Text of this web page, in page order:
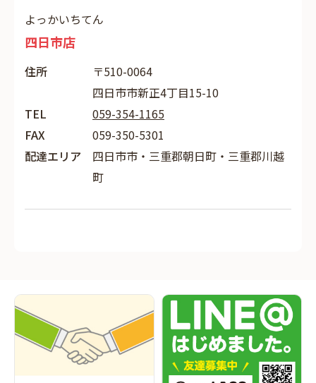
よっかいちてん
四日市店
住所
〒510-0064
四日市市新正4丁目15-10
TEL
059-354-1165
FAX
059-350-5301
配達エリア
四日市市・三重郡朝日町・三重郡川越
町